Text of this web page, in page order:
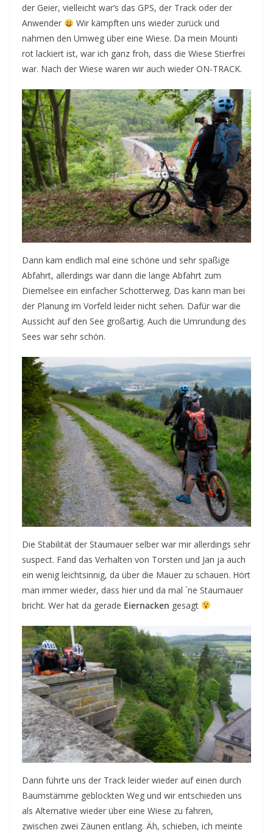
der Geier, vielleicht war’s das GPS, der Track oder der
Anwender
Wir kämpften uns wieder zurück und
nahmen den Umweg über eine Wiese. Da mein Mounti
rot lackiert ist, war ich ganz froh, dass die Wiese Stierfrei
war. Nach der Wiese waren wir auch wieder ON-TRACK.
Dann kam endlich mal eine schöne und sehr spaßige
Abfahrt, allerdings war dann die lange Abfahrt zum
Diemelsee ein einfacher Schotterweg. Das kann man bei
der Planung im Vorfeld leider nicht sehen. Dafür war die
Aussicht auf den See großartig. Auch die Umrundung des
Sees war sehr schön.
Die Stabilität der Staumauer selber war mir allerdings sehr
suspect. Fand das Verhalten von Torsten und Jan ja auch
ein wenig leichtsinnig, da über die Mauer zu schauen. Hört
man immer wieder, dass hier und da mal `ne Staumauer
bricht. Wer hat da gerade Eiernacken gesagt
Dann führte uns der Track leider wieder auf einen durch
Baumstämme geblockten Weg und wir entschieden uns
als Alternative wieder über eine Wiese zu fahren,
zwischen zwei Zäunen entlang. Äh, schieben, ich meinte